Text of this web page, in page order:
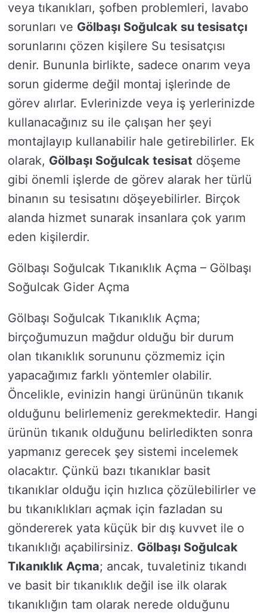
veya tıkanıkları, şofben problemleri, lavabo
sorunları ve Gölbaşı Soğulcak su tesisatçı
sorunlarını çözen kişilere Su tesisatçısı
denir. Bununla birlikte, sadece onarım veya
sorun giderme değil montaj işlerinde de
görev alırlar. Evlerinizde veya iş yerlerinizde
kullanacağınız su ile çalışan her şeyi
montajlayıp kullanabilir hale getirebilirler. Ek
olarak, Gölbaşı Soğulcak tesisat döşeme
gibi önemli işlerde de görev alarak her türlü
binanın su tesisatını döşeyebilirler. Birçok
alanda hizmet sunarak insanlara çok yarım
eden kişilerdir.
Gölbaşı Soğulcak Tıkanıklık Açma – Gölbaşı
Soğulcak Gider Açma
Gölbaşı Soğulcak Tıkanıklık Açma;
birçoğumuzun mağdur olduğu bir durum
olan tıkanıklık sorununu çözmemiz için
yapacağımız farklı yöntemler olabilir.
Öncelikle, evinizin hangi ürününün tıkanık
olduğunu belirlemeniz gerekmektedir. Hangi
ürünün tıkanık olduğunu belirledikten sonra
yapmanız gerecek şey sistemi incelemek
olacaktır. Çünkü bazı tıkanıklar basit
tıkanıklar olduğu için hızlıca çözülebilirler ve
bu tıkanıklıkları açmak için fazladan su
göndererek yata küçük bir dış kuvvet ile o
tıkanıklığı açabilirsiniz. Gölbaşı Soğulcak
Tıkanıklık Açma; ancak, tuvaletiniz tıkandı
ve basit bir tıkanıklık değil ise ilk olarak
tıkanıklığın tam olarak nerede olduğunu